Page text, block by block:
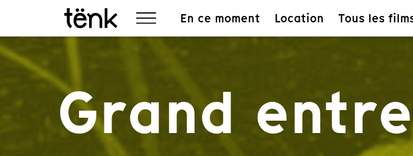
En ce moment Location Tous les
Grand